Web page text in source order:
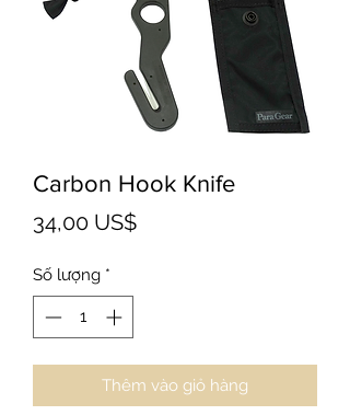
Carbon Hook Knife
34,00 US$Giá
Số lượng *
Thêm vào giỏ hàng